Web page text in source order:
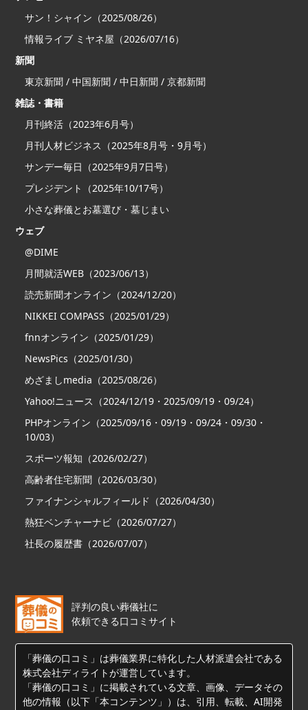
サン！シャイン（2025/08/26）
情報ライブ ミヤネ屋（2026/07/16）
新聞
東京新聞 / 中国新聞 / 中日新聞 / 京都新聞
雑誌・書籍
月刊終活（2023年6月号）
月刊人材ビジネス（2025年8月号・9月号）
サンデー毎日（2025年9月7日号）
プレジデント（2025年10/17号）
小さな葬儀とお墓選び・墓じまい
ウェブ
@DIME
月間就活WEB（2023/06/13）
読売新聞オンライン（2024/12/20）
NIKKEI COMPASS（2025/01/29）
fnnオンライン（2025/01/29）
NewsPics（2025/01/30）
めざましmedia（2025/08/26）
Yahoo!ニュース（2024/12/19・2025/09/19・09/24）
PHPオンライン（2025/09/16・09/19・09/24・09/30・
10/03）
スポーツ報知（2026/02/27）
高齢者住宅新聞（2026/03/30）
ファイナンシャルフィールド（2026/04/30）
熱狂ベンチャーナビ（2026/07/27）
社長の履歴書（2026/07/07）
評判の良い葬儀社に
依頼できる口コミサイト
「葬儀の口コミ」は葬儀業界に特化した人材派遣会社である
株式会社ディライトが運営しています。
「葬儀の口コミ」に掲載されている文章、画像、データその
他の情報（以下「本コンテンツ」）は、引用、転載、AI開発